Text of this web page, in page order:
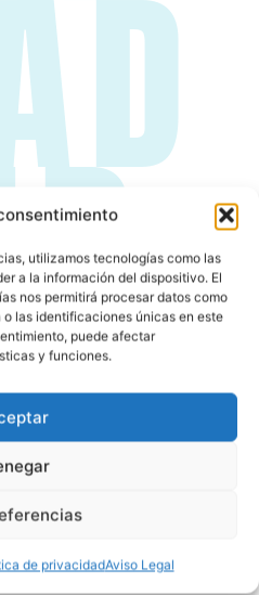
utilizamos tecnologías como las
a la información del dispositivo. El
nos permitirá procesar datos como
las identificaciones únicas en este
puede afectar
y funciones.
de privacidadAviso Legal